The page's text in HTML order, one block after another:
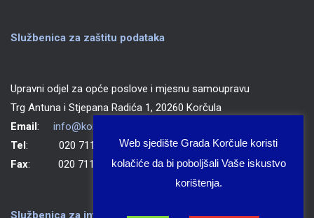
Službenica za zaštitu podataka
Upravni odjel za opće poslove i mjesnu samoupravu
Trg Antuna i Stjepana Radića 1, 20260 Korčula
Email: info@korcula.hr
Tel: 020 711 150
Fax: 020 711 702
Službenica za informiranje Grada Korčule
Web sjedište Grada Korčule koristi
kolačiće da bi poboljšali Vaše iskustvo
korištenja.